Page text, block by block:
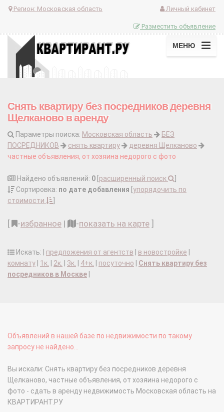
Регион: Московская область Личный кабинет
Разместить объявление
МЕНЮ
Снять квартиру без посредников деревня
Щелканово в аренду
Параметры поиска: Московская область
БЕЗ
ПОСРЕДНИКОВ
снять квартиру
деревня Щелканово
частные объявления, от хозяина недорого с фото
Найдено объявлений: 0 расширенный поиск
Сортировка: по дате добавления упорядочить по
стоимости
-избранное | -показать на карте
Искать: | предложения от агентств в новостройке
комнату
1к. 2к. 3к. 4+к. посуточно
Снять квартиру без
посредников в Москве
Объявлений в нашей базе по недвижимости по такому
запросу не найдено...
Вы искали: Снять квартиру без посредников деревня
Щелканово, частные объявления, от хозяина недорого с
фото - сдать в аренду недвижимость Московская область на
КВАРТИРАНТ.РУ